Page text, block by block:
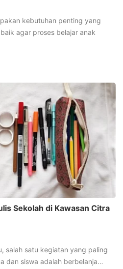
kebutuhan penting yang
agar proses belajar anak
Sekolah di Kawasan Citra
salah satu kegiatan yang paling
dan siswa adalah berbelanja…